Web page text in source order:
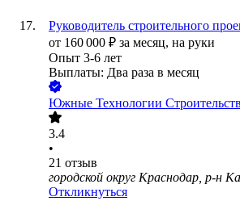
Руководитель строительного
от 160 000 ₽ за месяц, на руки
Опыт 3-6 лет
Выплаты: Два раза в месяц
Южные Технологии
3.4
•
21 отзыв
городской округ Краснодар, р-н
Откликнуться